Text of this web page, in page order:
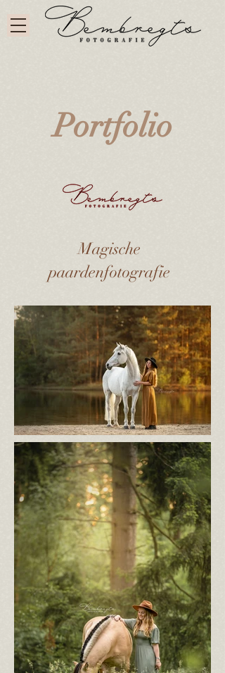
Portfolio
Magische
paardenfotografie